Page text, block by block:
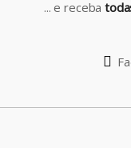
... e receba